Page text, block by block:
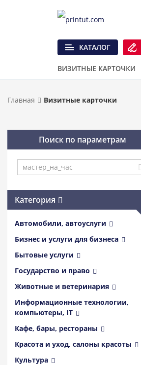
КАТАЛОГ
ВИЗИТНЫЕ КАРТОЧКИ
Главная Визитные карточки
Поиск по параметрам
Категория
Автомобили, автоуслуги
Бизнес и услуги для бизнеса
Бытовые услуги
Государство и право
Животные и ветеринария
Информационные технологии,
компьютеры, IT
Кафе, бары, рестораны
Красота и уход, салоны красоты
Культура